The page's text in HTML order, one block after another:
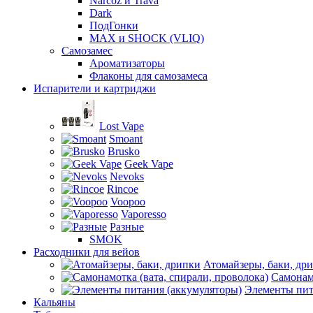
Dark
ПодГонки
MAX и SHOCK (VLIQ)
Самозамес
Ароматизаторы
Флаконы для самозамеса
Испарители и картриджи
Lost Vape
Smoant
Brusko
Geek Vape
Nevoks
Rincoe
Voopoo
Vaporesso
Разные
SMOK
Расходники для вейов
Атомайзеры, баки,
Элементы
Кальяны